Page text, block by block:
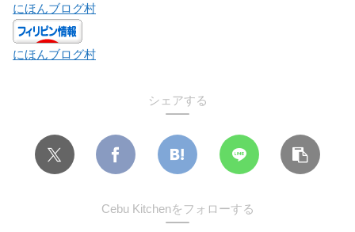
にほんブログ村
にほんブログ村
シェアする
Cebu Kitchenをフォローする